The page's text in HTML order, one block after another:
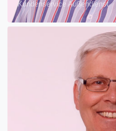
Kundenservice Außendienst